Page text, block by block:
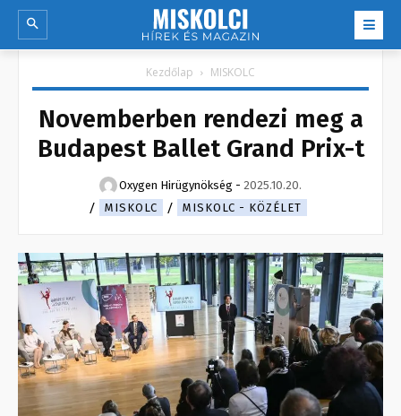
Kezdőlap MISKOLC
Novemberben rendezi meg a
Budapest Ballet Grand Prix-t
Oxygen Hirügynökség - 2025.10.20.
MISKOLC
MISKOLC - KÖZÉLET